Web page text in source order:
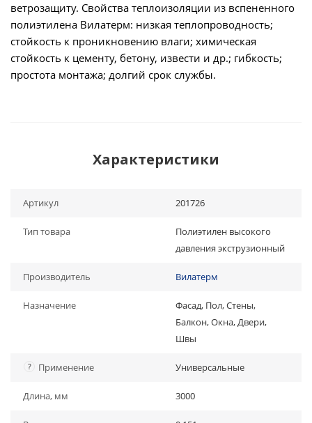
ветрозащиту. Свойства теплоизоляции из вспененного
полиэтилена Вилатерм: низкая теплопроводность;
стойкость к проникновению влаги; химическая
стойкость к цементу, бетону, извести и др.; гибкость;
простота монтажа; долгий срок службы.
Характеристики
Артикул 201726
Тип товара
Полиэтилен высокого
давления экструзионный
Производитель Вилатерм
Назначение
Фасад, Пол, Стены,
Балкон, Окна, Двери,
Швы
? Применение Универсальные
Длина, мм 3000